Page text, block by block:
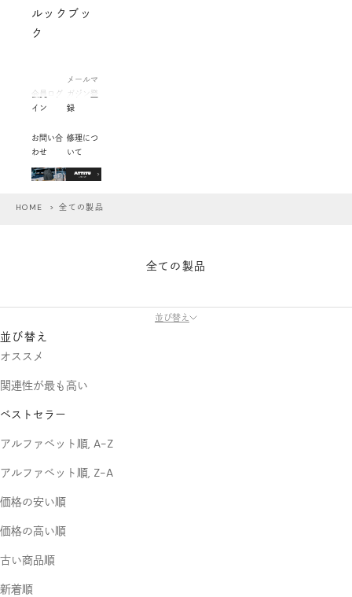
ルックブッ
ク
会員ログ
イン
メールマ
ガジン登
録
お問い合
わせ
修理につ
いて
HOME > 全ての製品
全ての製品
並び替え
並び替え
オススメ
関連性が最も高い
ベストセラー
アルファベット順, A-Z
アルファベット順, Z-A
価格の安い順
価格の高い順
古い商品順
新着順